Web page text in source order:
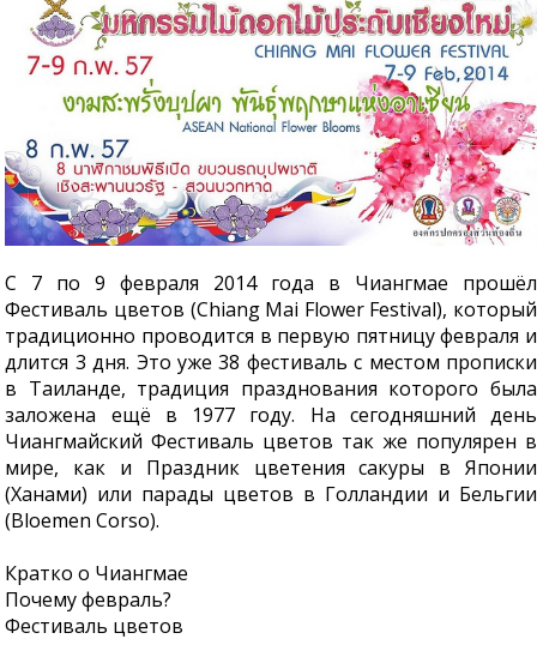
С 7 по 9 февраля 2014 года в Чиангмае прошёл
Фестиваль цветов (Chiang Mai Flower Festival), который
традиционно проводится в первую пятницу февраля и
длится 3 дня. Это уже 38 фестиваль с местом прописки
в Таиланде, традиция празднования которого была
заложена ещё в 1977 году. На сегодняшний день
Чиангмайский Фестиваль цветов так же популярен в
мире, как и Праздник цветения сакуры в Японии
(Ханами) или парады цветов в Голландии и Бельгии
(Bloemen Corso).
Кратко о Чиангмае
Почему февраль?
Фестиваль цветов